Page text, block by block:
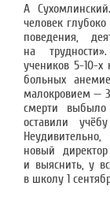
А
человек
поведения,
на
учеников 5-10-
больных
малокровием —
смерти
оставили
новый
и выяснить, у
в школу 1